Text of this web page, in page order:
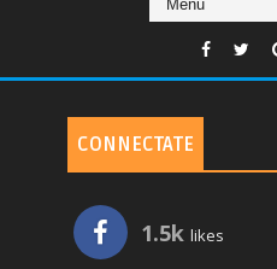
CONNECTATE
1.5k likes